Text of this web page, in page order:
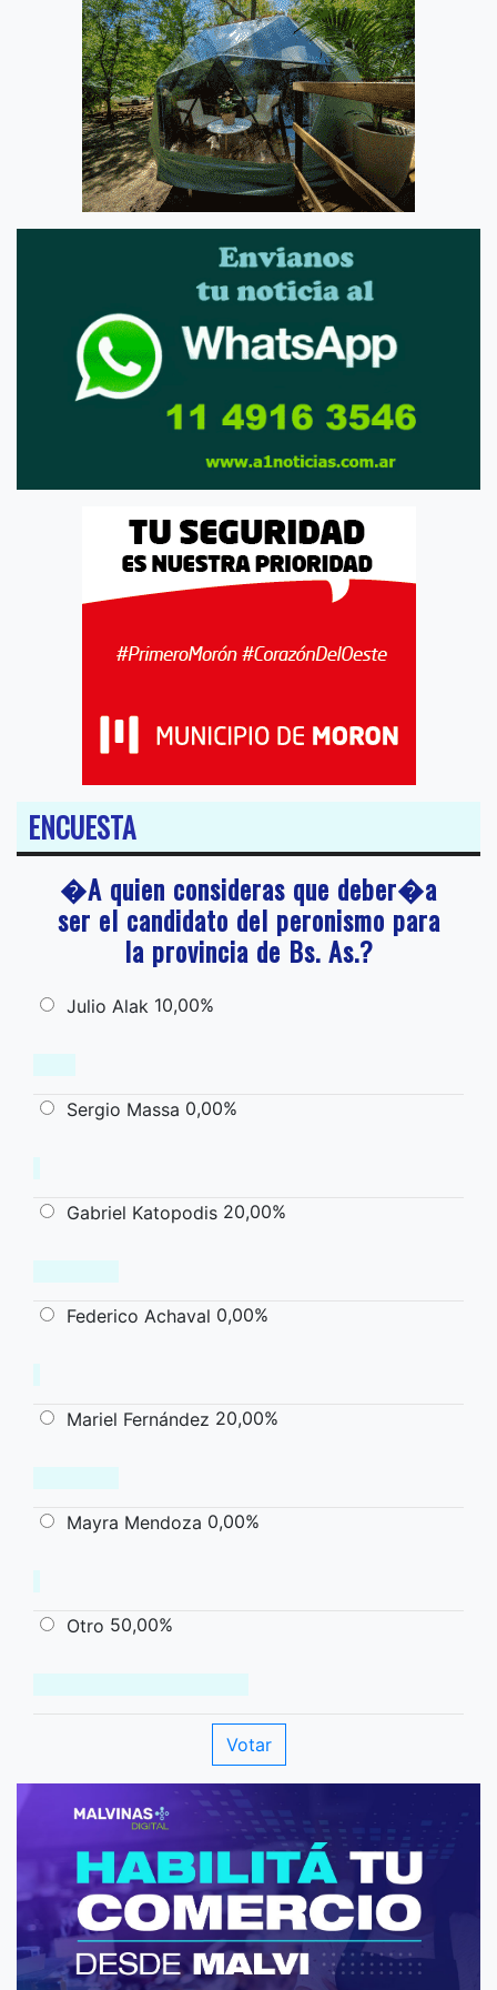
ENCUESTA
�A quien consideras que deber�a
ser el candidato del peronismo para
la provincia de Bs. As.?
Julio Alak 10,00%
Sergio Massa 0,00%
Gabriel Katopodis 20,00%
Federico Achaval 0,00%
Mariel Fernández 20,00%
Mayra Mendoza 0,00%
Otro 50,00%